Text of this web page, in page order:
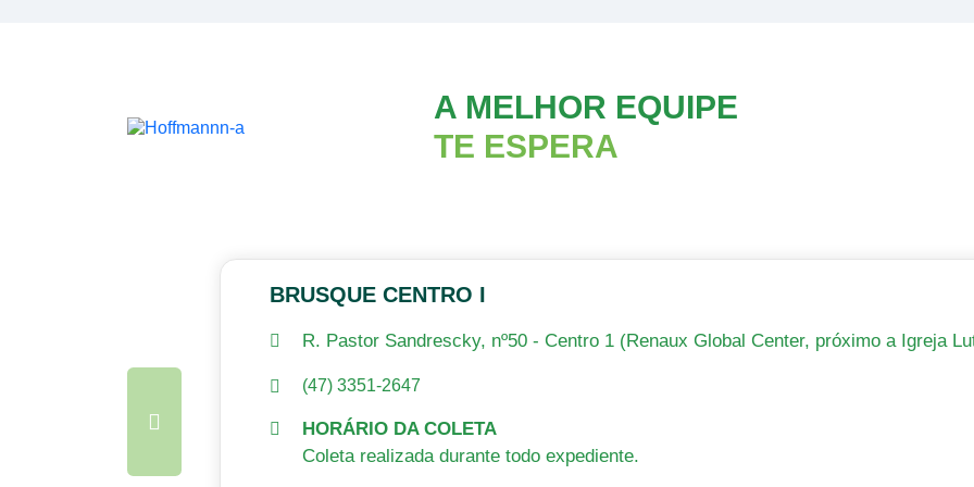
A MELHOR EQUIPE
TE ESPERA
BRUSQUE CENTRO I
R. Pastor Sandrescky, nº50 - Centro 1 (Renaux Global Center, próximo a Igreja
(47) 3351-2647
HORÁRIO DA COLETA
Coleta realizada durante todo expediente.